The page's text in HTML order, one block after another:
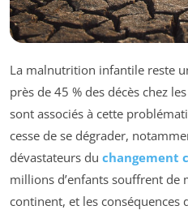
La malnutrition infantile reste
près de 45 % des décès chez
sont associés à cette
cesse de se dégrader,
dévastateurs du changement
millions d’enfants souffrent
continent, et les conséquences